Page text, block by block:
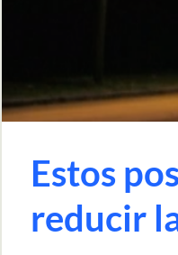
Estos
reducir